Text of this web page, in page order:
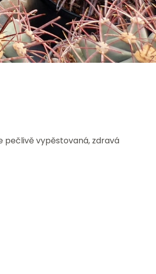
pečlivě vypěstovaná, zdravá